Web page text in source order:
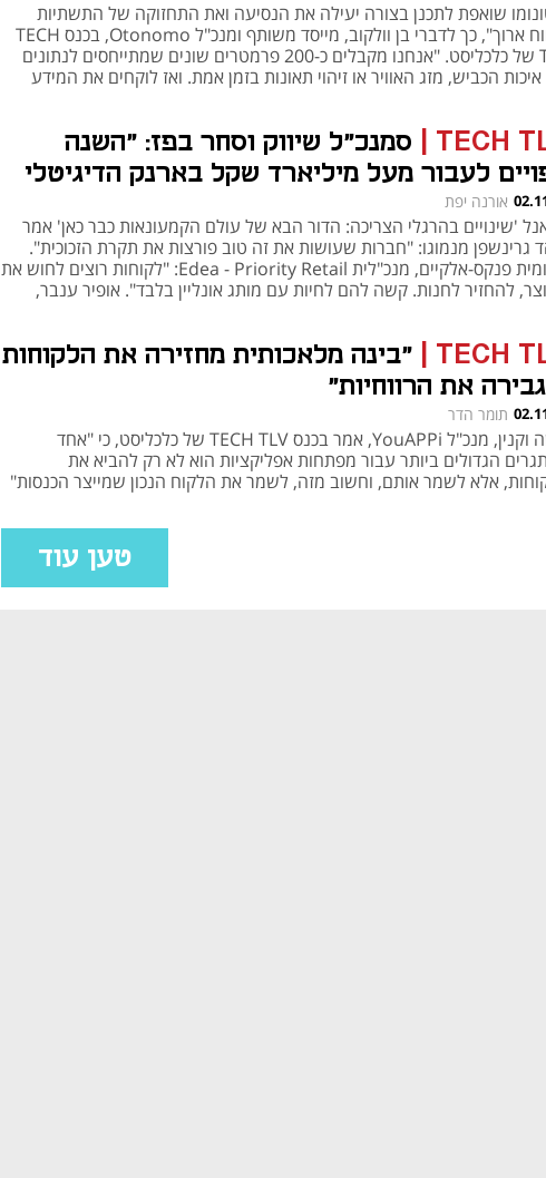
שואפת לתכנן בצורה יעילה את הנסיעה ואת התחזוקה של התשתיות
לטווח ארוך", כך לדברי בן וולקוב, מייסד משותף ומנכ"ל Otonomo, בכנס TECH
TLV של כלכליסט. "אנחנו מקבלים כ-200 פרמטרים שונים שמתייחסים לנתונים
איכות הכביש, מזג האוויר או זיהוי תאונות בזמן אמת. ואז לוקחים את המידע
TECH
סמנכ"ל שיווק וסחר בפז: "השנה
לעבור מעל מיליארד שקל בארנק הדיגיטלי
ילו"אורנה יפת
'שינויים בהרגלי הצריכה: הדור הבא של עולם הקמעונאות כבר כאן' אמר
גרינשפן מנמוגו: "חברות שעושות את זה טוב פורצות את תקרת הזכוכית".
שלומית פנקס-אלקיים, מנכ"לית Edea - Priority Retail: "לקוחות רוצים לחוש את
להחזיר לחנות. קשה להם לחיות עם מותג אונליין בלבד". אופיר ענבר,
TECH
"בינה מלאכותית מחזירה את הלקוחות
את הרווחיות"
תומר הדר
משה וקנין, מנכ"ל YouAPPi, אמר בכנס TECH TLV של כלכליסט, כי "אחד
הגדולים ביותר עבור מפתחות אפליקציות הוא לא רק להביא את
אלא לשמר אותם, וחשוב מזה, לשמר את הלקוח הנכון שמייצר הכנסות"
טען עוד